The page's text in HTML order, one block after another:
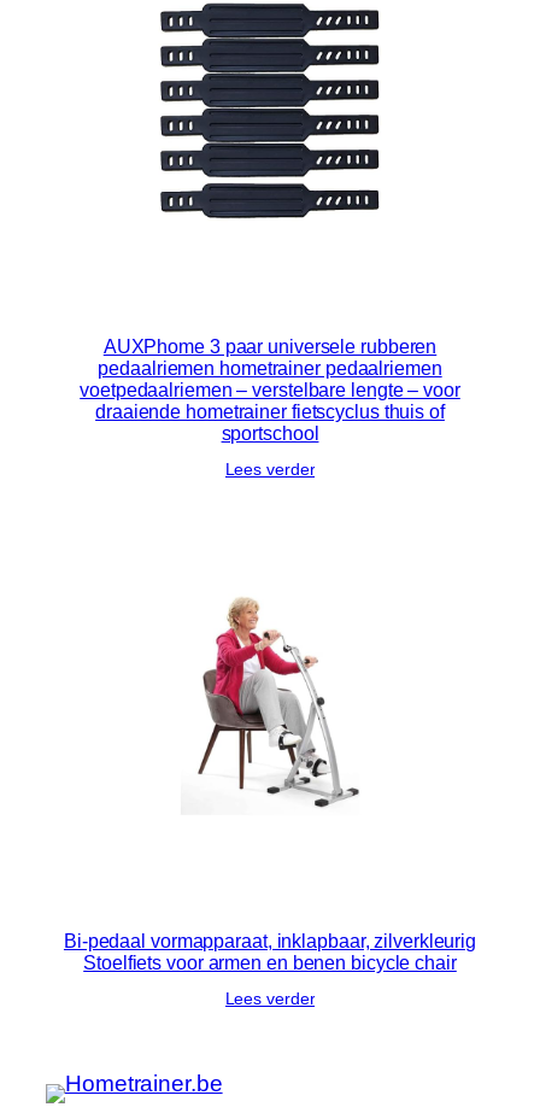
AUXPhome 3 paar universele rubberen
pedaalriemen hometrainer pedaalriemen
voetpedaalriemen – verstelbare lengte – voor
draaiende hometrainer fietscyclus thuis of
sportschool
Lees verder
Bi-pedaal vormapparaat, inklapbaar, zilverkleurig
Stoelfiets voor armen en benen bicycle chair
Lees verder